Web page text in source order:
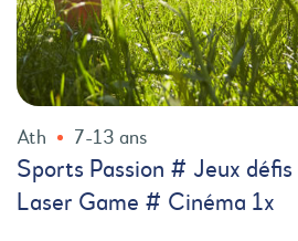
Ath 7-13 ans
Sports Passion # Jeux
Laser Game # Cinéma 1x